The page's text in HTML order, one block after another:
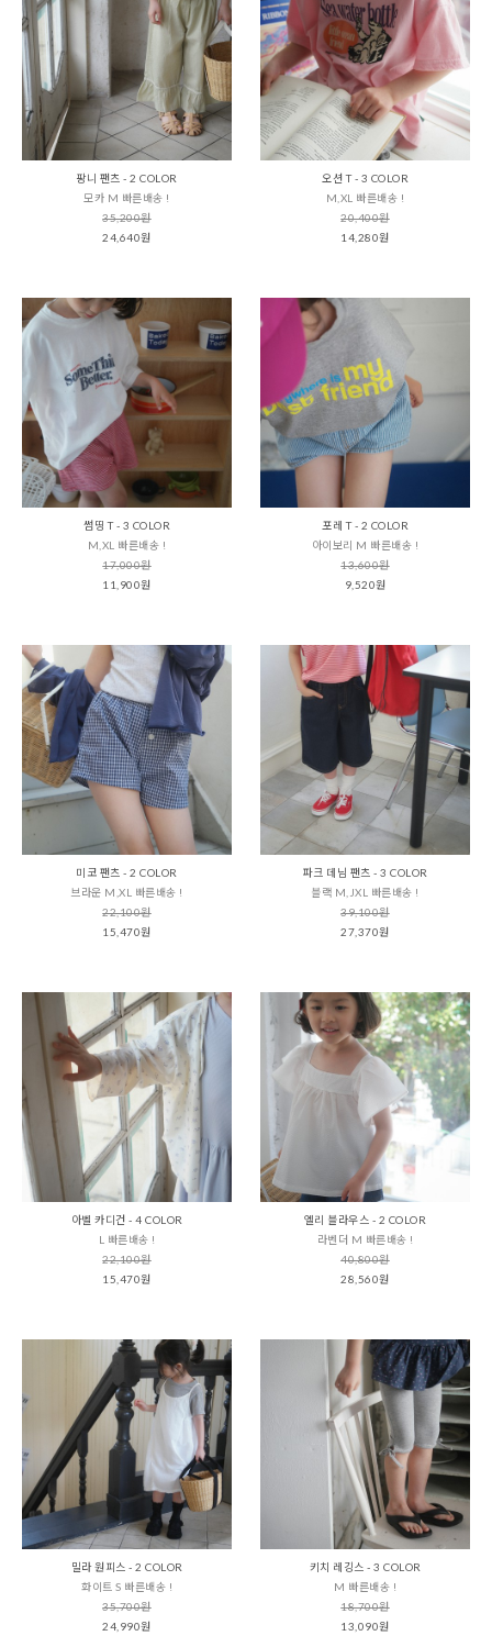
팡니 팬츠 - 2 COLOR
모카 M 빠른배송 !
35,200원
24,640원
오션 T - 3 COLOR
M,XL 빠른배송 !
20,400원
14,280원
썸띵 T - 3 COLOR
M,XL 빠른배송 !
17,000원
11,900원
포레 T - 2 COLOR
아이보리 M 빠른배송 !
13,600원
9,520원
미코 팬츠 - 2 COLOR
브라운 M,XL 빠른배송 !
22,100원
15,470원
파크 데님 팬츠 - 3 COLOR
블랙 M,JXL 빠른배송 !
39,100원
27,370원
아벨 카디건 - 4 COLOR
L 빠른배송 !
22,100원
15,470원
엘리 블라우스 - 2 COLOR
라벤더 M 빠른배송 !
40,800원
28,560원
밀라 원피스 - 2 COLOR
화이트 S 빠른배송 !
35,700원
24,990원
키치 레깅스 - 3 COLOR
M 빠른배송 !
18,700원
13,090원